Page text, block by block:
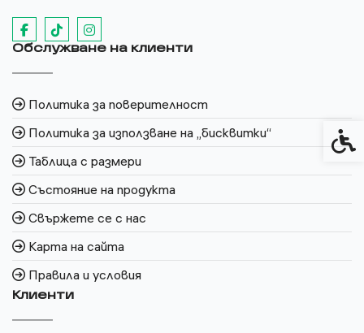
Обслужване на клиенти
Политика за поверителност
Политика за използване на „бисквитки“
Таблица с размери
Състояние на продукта
Свържете се с нас
Карта на сайта
Правила и условия
Клиенти